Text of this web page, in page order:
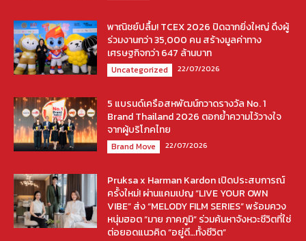
พาณิชย์ปลื้ม! TCEX 2026 ปิดฉากยิ่งใหญ่ ดึงผู้
ร่วมงานกว่า 35,000 คน สร้างมูลค่าทาง
เศรษฐกิจกว่า 647 ล้านบาท
Uncategorized 22/07/2026
5 แบรนด์เครือสหพัฒน์กวาดรางวัล No. 1
Brand Thailand 2026 ตอกย้ำความไว้วางใจ
จากผู้บริโภคไทย
Brand Move 22/07/2026
Pruksa x Harman Kardon เปิดประสบการณ์
ครั้งใหม่! ผ่านแคมเปญ “LIVE YOUR OWN
VIBE” ส่ง “MELODY FILM SERIES” พร้อมควง
หนุ่มฮอต “มาย ภาคภูมิ” ร่วมค้นหาจังหวะชีวิตที่ใช่
ต่อยอดแนวคิด “อยู่ดี…ทั้งชีวิต”